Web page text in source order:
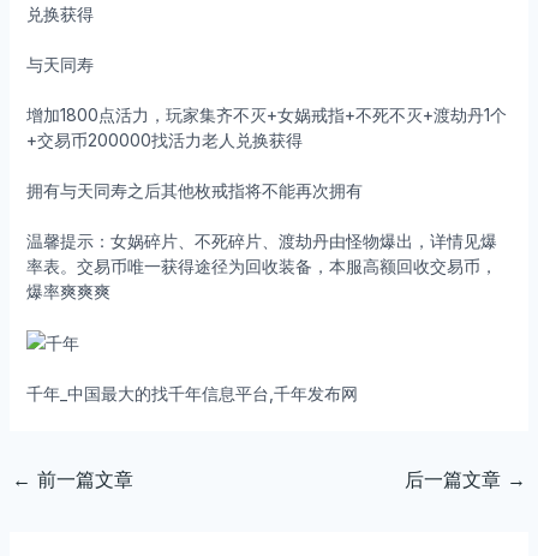
兑换获得
与天同寿
增加1800点活力，玩家集齐不灭+女娲戒指+不死不灭+渡劫丹1个
+交易币200000找活力老人兑换获得
拥有与天同寿之后其他枚戒指将不能再次拥有
温馨提示：女娲碎片、不死碎片、渡劫丹由怪物爆出，详情见爆
率表。交易币唯一获得途径为回收装备，本服高额回收交易币，
爆率爽爽爽
千年_中国最大的找千年信息平台,千年发布网
← 前一篇文章 后一篇文章 →